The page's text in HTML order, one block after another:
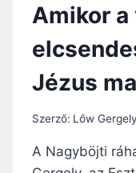
Amikor a
Jézus
Szerző: Lőw Gergely
A Nagyböjti